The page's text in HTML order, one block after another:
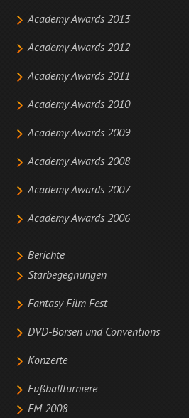
Academy Awards 2013
Academy Awards 2012
Academy Awards 2011
Academy Awards 2010
Academy Awards 2009
Academy Awards 2008
Academy Awards 2007
Academy Awards 2006
Berichte
Starbegegnungen
Fantasy Film Fest
DVD-Börsen und Conventions
Konzerte
Fußballturniere
EM 2008